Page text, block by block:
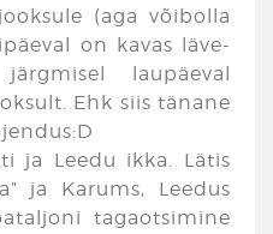
(aga võibolla
on kavas läve-
laupäeval
Ehk siis tänane
ja Leedu ikka. Lätis
ja Karums, Leedus
tagaotsimine